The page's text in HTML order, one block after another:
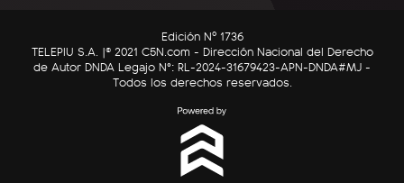
C5N Autos
RatingCero
Edición Nº 1736
TELEPIU S.A. |© 2021 C5N.com - Dirección Nacional del Derecho
de Autor DNDA Legajo N°: RL-2024-31679423-APN-DNDA#MJ -
Todos los derechos reservados.